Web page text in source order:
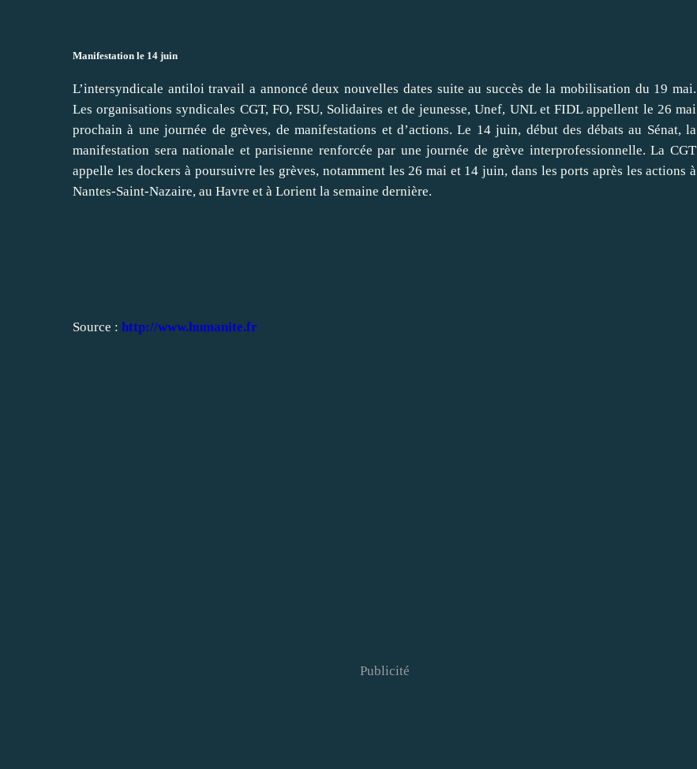
Manifestation le 14 juin
L’intersyndicale antiloi travail a annoncé deux nouvelles dates suite au succès de la mobilisation du 19 mai.
Les organisations syndicales CGT, FO, FSU, Solidaires et de jeunesse, Unef, UNL et FIDL appellent le 26 mai
prochain à une journée de grèves, de manifestations et d’actions. Le 14 juin, début des débats au Sénat, la
manifestation sera nationale et parisienne renforcée par une journée de grève interprofessionnelle. La CGT
appelle les dockers à poursuivre les grèves, notamment les 26 mai et 14 juin, dans les ports après les actions à
Nantes-Saint-Nazaire, au Havre et à Lorient la semaine dernière.
Source : http://www.humanite.fr
Publicité